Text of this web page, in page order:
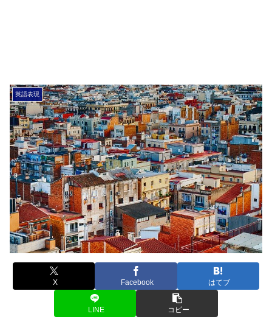
英語表現
X Facebook はてブ
LINE コピー